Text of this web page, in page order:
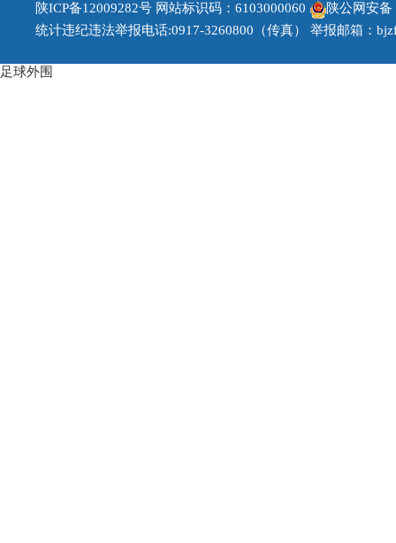
陕ICP备12009282号 网站标识码：6103000060
陕公网安备
统计违纪违法举报电话:0917-3260800（传真） 举报邮箱：
足球外围